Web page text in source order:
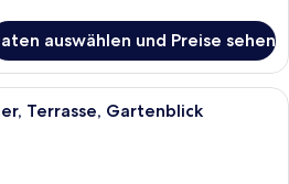
auswählen und Preise sehen
Ein Essbereich mit Tisch und
Terrasse, Gartenblick